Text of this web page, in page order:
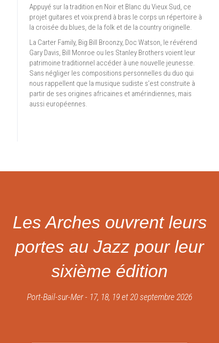
Appuyé sur la tradition en Noir et Blanc du Vieux Sud, ce
projet guitares et voix prend à bras le corps un répertoire à
la croisée du blues, de la folk et de la country originelle.
La Carter Family, Big Bill Broonzy, Doc Watson, le révérend
Gary Davis, Bill Monroe ou les Stanley Brothers voient leur
patrimoine traditionnel accéder à une nouvelle jeunesse.
Sans négliger les compositions personnelles du duo qui
nous rappellent que la musique sudiste s’est construite à
partir de ses origines africaines et amérindiennes, mais
aussi européennes.
Les Arches ouvrent leurs
portes au Jazz pour leur
sixième édition
Port-Bail-sur-Mer - 17, 18, 19 et 20 septembre 2026